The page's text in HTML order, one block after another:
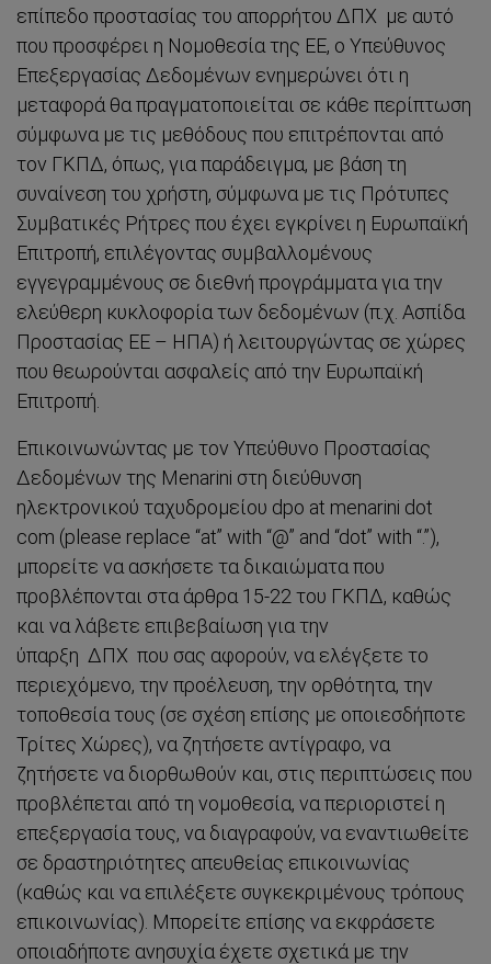
επίπεδο προστασίας του απορρήτου ΔΠΧ με αυτό
που προσφέρει η Νομοθεσία της ΕΕ, ο Υπεύθυνος
Επεξεργασίας Δεδομένων ενημερώνει ότι η
μεταφορά θα πραγματοποιείται σε κάθε περίπτωση
σύμφωνα με τις μεθόδους που επιτρέπονται από
τον ΓΚΠΔ, όπως, για παράδειγμα, με βάση τη
συναίνεση του χρήστη, σύμφωνα με τις Πρότυπες
Συμβατικές Ρήτρες που έχει εγκρίνει η Ευρωπαϊκή
Επιτροπή, επιλέγοντας συμβαλλομένους
εγγεγραμμένους σε διεθνή προγράμματα για την
ελεύθερη κυκλοφορία των δεδομένων (π.χ. Ασπίδα
Προστασίας ΕΕ – ΗΠΑ) ή λειτουργώντας σε χώρες
που θεωρούνται ασφαλείς από την Ευρωπαϊκή
Επιτροπή.
Επικοινωνώντας με τον Υπεύθυνο Προστασίας
Δεδομένων της Menarini στη διεύθυνση
ηλεκτρονικού ταχυδρομείου dpo at menarini dot
com (please replace “at” with “@” and “dot” with “.”),
μπορείτε να ασκήσετε τα δικαιώματα που
προβλέπονται στα άρθρα 15-22 του ΓΚΠΔ, καθώς
και να λάβετε επιβεβαίωση για την
ύπαρξη ΔΠΧ που σας αφορούν, να ελέγξετε το
περιεχόμενο, την προέλευση, την ορθότητα, την
τοποθεσία τους (σε σχέση επίσης με οποιεσδήποτε
Τρίτες Χώρες), να ζητήσετε αντίγραφο, να
ζητήσετε να διορθωθούν και, στις περιπτώσεις που
προβλέπεται από τη νομοθεσία, να περιοριστεί η
επεξεργασία τους, να διαγραφούν, να εναντιωθείτε
σε δραστηριότητες απευθείας επικοινωνίας
(καθώς και να επιλέξετε συγκεκριμένους τρόπους
επικοινωνίας). Μπορείτε επίσης να εκφράσετε
οποιαδήποτε ανησυχία έχετε σχετικά με την